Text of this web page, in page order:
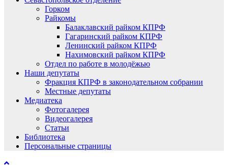
Горком
Райкомы
Балаклавский райком КПРФ
Гагаринский райком КПРФ
Ленинский райком КПРФ
Нахимовский райком КПРФ
Отдел по работе в молодёжью
Наши депутаты
Фракция КПРФ в законодательном собрании
Местные депутаты
Медиатека
Фотогалерея
Видеогалерея
Статьи
Библиотека
Персональные страницы